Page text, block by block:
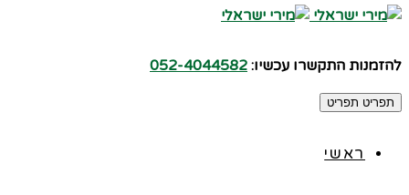
להזמנות התקשרו עכשיו: 052-4044582
תפריט תפריט
ראשי